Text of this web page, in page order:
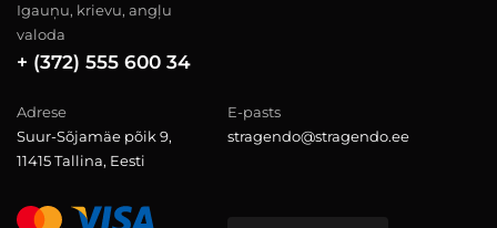
Igauņu, krievu, angļu
valoda
+ (372) 555 600 34
Adrese
Suur-Sõjamäe põik 9,
11415 Tallina, Eesti
E-pasts
stragendo@stragendo.ee